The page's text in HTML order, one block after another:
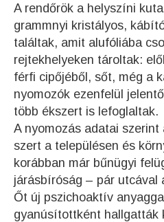
A rendőrök a helyszíni
grammnyi kristályos,
találtak, amit alufóliába
rejtekhelyeken tároltak:
férfi cipőjéből, sőt, még a
nyomozók ezenfelül
több ékszert is lefoglaltak.
A nyomozás adatai
szert a településen és
korábban már bűnügyi
járásbíróság – pár utcával
Őt új pszichoaktív
gyanúsítottként hallgatták